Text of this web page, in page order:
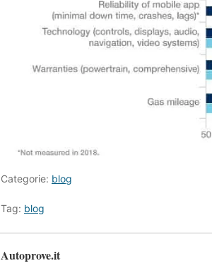
Categorie: blog
Tag: blog
Autoprove.it